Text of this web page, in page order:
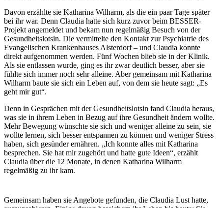
Davon erzählte sie Katharina Wilharm, als die ein paar Tage später
bei ihr war. Denn Claudia hatte sich kurz zuvor beim BESSER-
Projekt angemeldet und bekam nun regelmäßig Besuch von der
Gesundheitslotsin. Die vermittelte den Kontakt zur Psychiatrie des
Evangelischen Krankenhauses Alsterdorf – und Claudia konnte
direkt aufgenommen werden. Fünf Wochen blieb sie in der Klinik.
Als sie entlassen wurde, ging es ihr zwar deutlich besser, aber sie
fühlte sich immer noch sehr alleine. Aber gemeinsam mit Katharina
Wilharm baute sie sich ein Leben auf, von dem sie heute sagt: „Es
geht mir gut“.
Denn in Gesprächen mit der Gesundheitslotsin fand Claudia heraus,
was sie in ihrem Leben in Bezug auf ihre Gesundheit ändern wollte.
Mehr Bewegung wünschte sie sich und weniger alleine zu sein, sie
wollte lernen, sich besser entspannen zu können und weniger Stress
haben, sich gesünder ernähren. „Ich konnte alles mit Katharina
besprechen. Sie hat mir zugehört und hatte gute Ideen“, erzählt
Claudia über die 12 Monate, in denen Katharina Wilharm
regelmäßig zu ihr kam.
Gemeinsam haben sie Angebote gefunden, die Claudia Lust hatte,